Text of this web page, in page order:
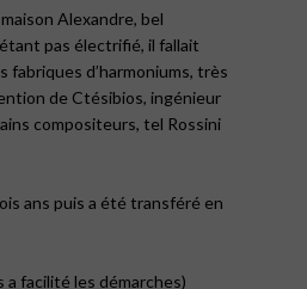
Alexandre, bel
pas électrifié, il fallait
d’harmoniums, très
de Ctésibios, ingénieur
compositeurs, tel Rossini
ans puis a été transféré en
facilité les démarches)